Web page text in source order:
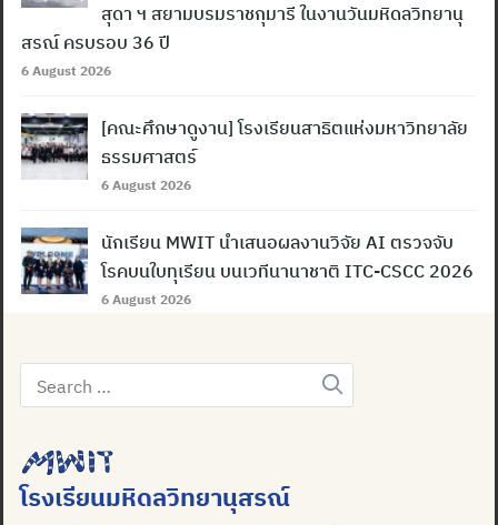
สุดา ฯ สยามบรมราชกุมารี ในงานวันมหิดลวิทยานุ
สรณ์ ครบรอบ 36 ปี
6 August 2026
[คณะศึกษาดูงาน] โรงเรียนสาธิตแห่งมหาวิทยาลัย
ธรรมศาสตร์
6 August 2026
นักเรียน MWIT นำเสนอผลงานวิจัย AI ตรวจจับ
โรคบนใบทุเรียน บนเวทีนานาชาติ ITC-CSCC 2026
6 August 2026
Search
for:
โรงเรียนมหิดลวิทยานุสรณ์